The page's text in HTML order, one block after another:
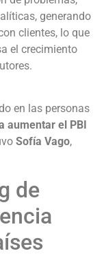
generando
clientes, lo que
el crecimiento
en las personas
aumentar el PBI
Sofía Vago,
de